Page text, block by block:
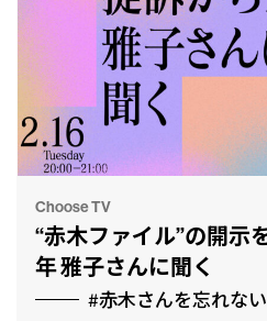
Choose TV
“赤木ファイル”の開示
年 雅子さんに聞く
#赤木さんを忘れない